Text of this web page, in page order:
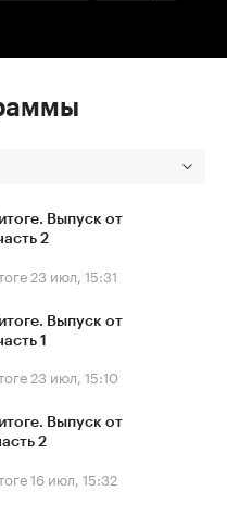
Выпуск от
2
23 июл, 15:31
Выпуск от
1
23 июл, 15:10
Выпуск от
2
16 июл, 15:32